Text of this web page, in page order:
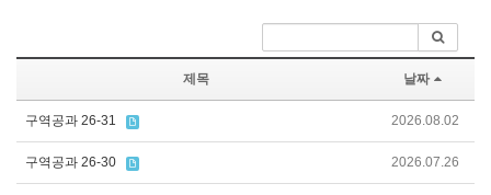
제목 날짜
구역공과 26-31 2026.08.02
구역공과 26-30 2026.07.26